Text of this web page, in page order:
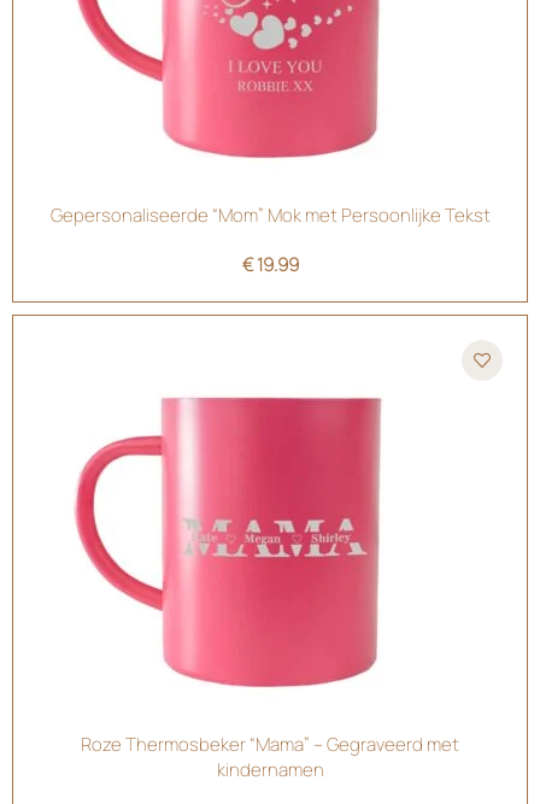
Gepersonaliseerde “Mom” Mok met Persoonlijke Tekst
€19.99
Roze Thermosbeker “Mama” – Gegraveerd met
kindernamen